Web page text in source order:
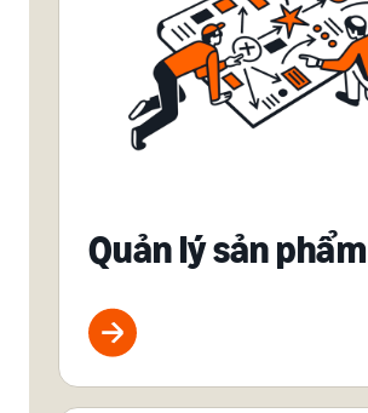
Quản lý sản phẩm